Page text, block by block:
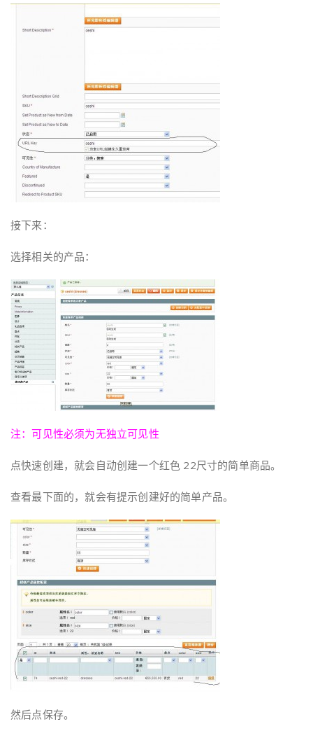
接下来：
选择相关的产品：
注：可见性必须为无独立可见性
点快速创建，就会自动创建一个红色 22尺寸的简单商品。
查看最下面的，就会有提示创建好的简单产品。
然后点保存。